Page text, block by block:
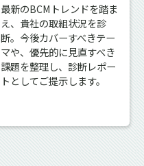
最新のBCMトレンドを踏ま
え、貴社の取組状況を診
断。今後カバーすべきテー
マや、優先的に見直すべき
課題を整理し、診断レポー
トとしてご提示します。